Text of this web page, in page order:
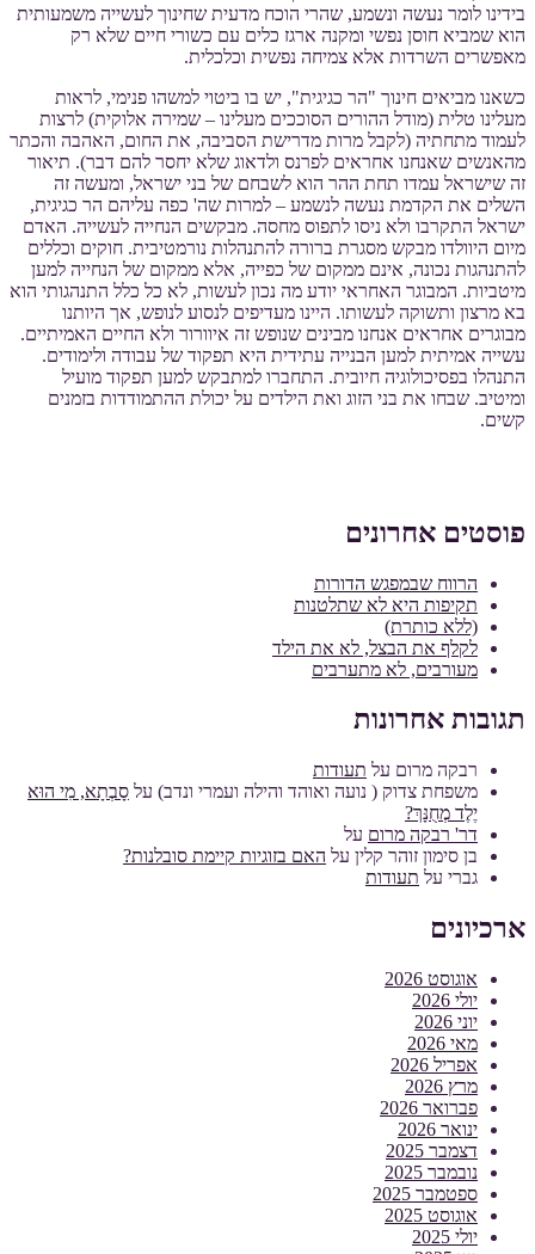
בידינו לומר נעשה ונשמע, שהרי הוכח מדעית שחינוך לעשייה משמעותית
הוא שמביא חוסן נפשי ומקנה ארגז כלים עם כשורי חיים שלא רק
מאפשרים השרדות אלא צמיחה נפשית וכלכלית.
כשאנו מביאים חינוך "הר כגיגית", יש בו ביטוי למשהו פנימי, לראות
מעלינו טלית (מודל ההורים הסוככים מעלינו – שמירה אלוקית) לרצות
לעמוד מתחתיה (לקבל מרות מדרישת הסביבה, את החום, האהבה והכתר
מהאנשים שאנחנו אחראים לפרנס ולדאוג שלא יחסר להם דבר). תיאור
זה שישראל עמדו תחת ההר הוא לשבחם של בני ישראל, ומעשה זה
השלים את הקדמת נעשה לנשמע – למרות שה' כפה עליהם הר כגיגית,
ישראל התקרבו ולא ניסו לתפוס מחסה. מבקשים הנחייה לעשייה. האדם
מיום היוולדו מבקש מסגרת ברורה להתנהלות נורמטיבית. חוקים וכללים
להתנהגות נכונה, אינם ממקום של כפייה, אלא ממקום של הנחייה למען
מיטביות. המבוגר האחראי יודע מה נכון לעשות, לא כל כלל התנהגותי הוא
בא מרצון ותשוקה לעשותו. היינו מעדיפים לנסוע לנופש, אך היותנו
מבוגרים אחראים אנחנו מבינים שנופש זה איוורור ולא החיים האמיתיים.
עשייה אמיתית למען הבנייה עתידית היא תפקוד של עבודה ולימודים.
התנהלו בפסיכולוגיה חיובית. התחברו למתבקש למען תפקוד מועיל
ומיטיב. שבחו את בני הזוג ואת הילדים על יכולת ההתמודדות בזמנים
קשים.
פוסטים אחרונים
הרווח שבמפגש הדורות
תקיפות היא לא שתלטנות
(ללא כותרת)
לקלף את הבצל, לא את הילד
מעורבים, לא מתערבים
תגובות אחרונות
רבקה מרום על תעודות
משפחת צדוק ( נועה ואוהד והילה ועמרי ונדב) על סָבְתָא, מִי הוּא
יֶלֶד מְחֻנָּךְ?
דר' רבקה מרום על
בן סימון זוהר קלין על האם בזוגיות קיימת סובלנות?
גברי על תעודות
ארכיונים
אוגוסט 2026
יולי 2026
יוני 2026
מאי 2026
אפריל 2026
מרץ 2026
פברואר 2026
ינואר 2026
דצמבר 2025
נובמבר 2025
ספטמבר 2025
אוגוסט 2025
יולי 2025